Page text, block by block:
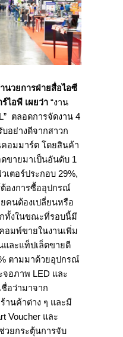
วยการฝ่ายสื่อไอซี
ไอพี เผยว่า “งาน
ตลอดการจัดงาน 4
อย่างดีจากสาวก
อมมาร์ต โดยสินค้า
ขายมาเป็นอันดับ 1
ตอร์ประกอบ 29%,
องการซื้ออุปกรณ์
คนต้องเปลี่ยนหรือ
ทั้งในขณะที่รอบนี้มี
อมพ์ขายในงานเพิ่ม
ละแท็ปเล็ตขายดี
ตามมาด้วยอุปกรณ์
จอภาพ LED และ
อว่ามาจาก
นค้าต่าง ๆ และมี
Voucher และ
วยกระตุ้นการจับ